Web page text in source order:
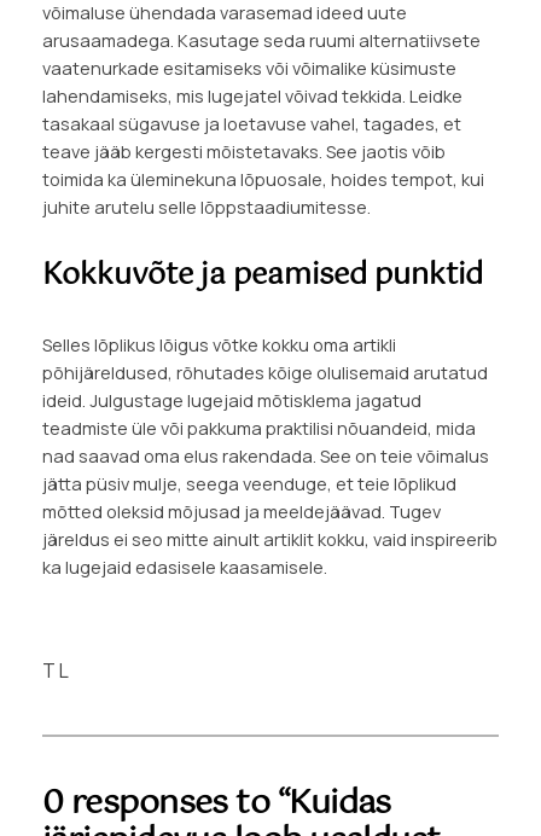
võimaluse ühendada varasemad ideed uute
arusaamadega. Kasutage seda ruumi alternatiivsete
vaatenurkade esitamiseks või võimalike küsimuste
lahendamiseks, mis lugejatel võivad tekkida. Leidke
tasakaal sügavuse ja loetavuse vahel, tagades, et
teave jääb kergesti mõistetavaks. See jaotis võib
toimida ka üleminekuna lõpuosale, hoides tempot, kui
juhite arutelu selle lõppstaadiumitesse.
Kokkuvõte ja peamised punktid
Selles lõplikus lõigus võtke kokku oma artikli
põhijäreldused, rõhutades kõige olulisemaid arutatud
ideid. Julgustage lugejaid mõtisklema jagatud
teadmiste üle või pakkuma praktilisi nõuandeid, mida
nad saavad oma elus rakendada. See on teie võimalus
jätta püsiv mulje, seega veenduge, et teie lõplikud
mõtted oleksid mõjusad ja meeldejäävad. Tugev
järeldus ei seo mitte ainult artiklit kokku, vaid inspireerib
ka lugejaid edasisele kaasamisele.
T L
0 responses to “Kuidas